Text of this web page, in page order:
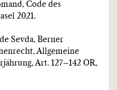
Code des
2021.
Sevda, Berner
Allgemeine
Art. 127–142 OR,